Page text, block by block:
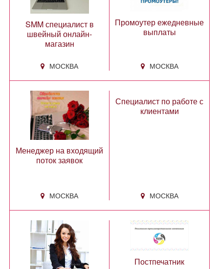
SMM специалист в
швейный онлайн-
магазин
МОСКВА
Промоутер ежедневные
выплаты
МОСКВА
Менеджер на входящий
поток заявок
МОСКВА
Специалист по работе с
клиентами
МОСКВА
Постпечатник